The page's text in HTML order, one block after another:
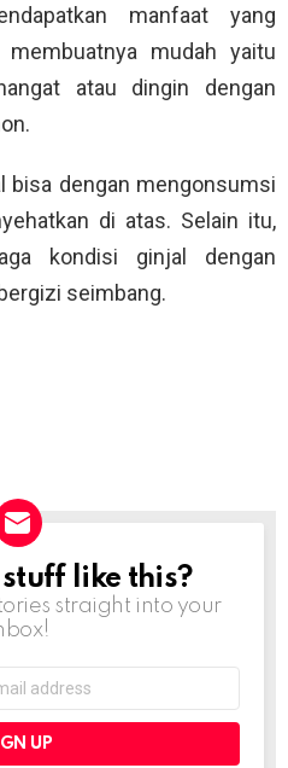
manfaat yang
mudah yaitu
atau dingin dengan
bisa dengan mengonsumsi
di atas. Selain itu,
kondisi ginjal dengan
seimbang.
like this?
straight into your